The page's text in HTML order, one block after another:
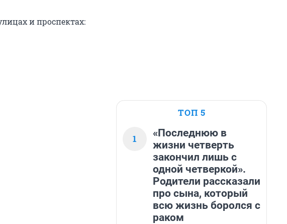
и проспектах:
ТОП 5
1
«Последнюю в
жизни четверть
закончил лишь с
одной четверкой».
Родители рассказали
про сына, который
всю жизнь боролся с
раком